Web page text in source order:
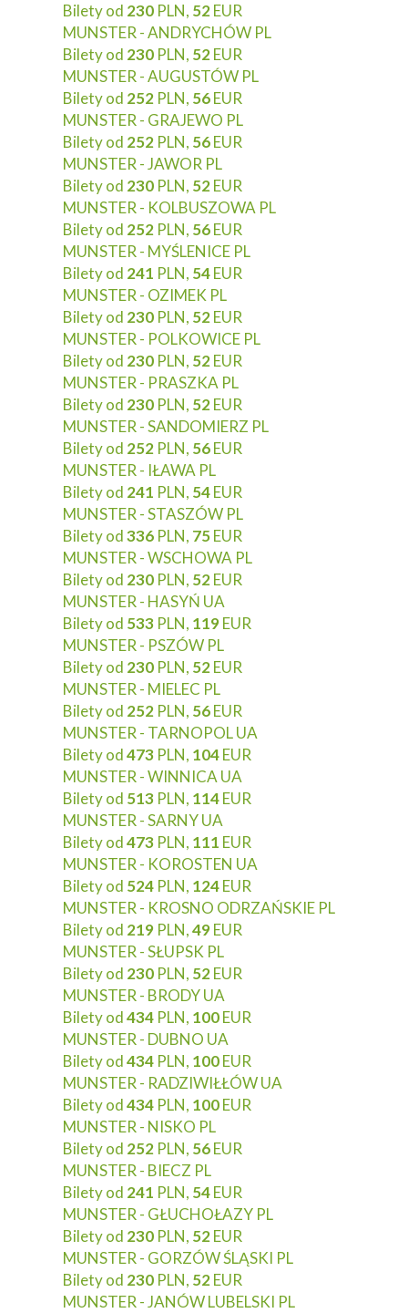
Bilety od 230 PLN, 52EUR
MUNSTER - ANDRYCHÓW PL
Bilety od 230 PLN, 52EUR
MUNSTER - AUGUSTÓW PL
Bilety od 252 PLN, 56EUR
MUNSTER - GRAJEWO PL
Bilety od 252 PLN, 56EUR
MUNSTER - JAWOR PL
Bilety od 230 PLN, 52EUR
MUNSTER - KOLBUSZOWA PL
Bilety od 252 PLN, 56EUR
MUNSTER - MYŚLENICE PL
Bilety od 241 PLN, 54EUR
MUNSTER - OZIMEK PL
Bilety od 230 PLN, 52EUR
MUNSTER - POLKOWICE PL
Bilety od 230 PLN, 52EUR
MUNSTER - PRASZKA PL
Bilety od 230 PLN, 52EUR
MUNSTER - SANDOMIERZ PL
Bilety od 252 PLN, 56EUR
MUNSTER - IŁAWA PL
Bilety od 241 PLN, 54EUR
MUNSTER - STASZÓW PL
Bilety od336 PLN, 75EUR
MUNSTER - WSCHOWA PL
Bilety od 230 PLN, 52EUR
MUNSTER - HASYŃ UA
Bilety od 533 PLN, 119EUR
MUNSTER - PSZÓW PL
Bilety od 230 PLN, 52EUR
MUNSTER - MIELEC PL
Bilety od 252 PLN, 56EUR
MUNSTER - TARNOPOL UA
Bilety od473 PLN, 104EUR
MUNSTER - WINNICA UA
Bilety od 513 PLN, 114EUR
MUNSTER - SARNY UA
Bilety od473 PLN, 111 EUR
MUNSTER - KOROSTEN UA
Bilety od 524 PLN, 124EUR
MUNSTER - KROSNO ODRZAŃSKIE PL
Bilety od 219 PLN,49EUR
MUNSTER - SŁUPSK PL
Bilety od 230 PLN, 52EUR
MUNSTER - BRODY UA
Bilety od434 PLN, 100EUR
MUNSTER - DUBNO UA
Bilety od434 PLN, 100EUR
MUNSTER - RADZIWIŁŁÓW UA
Bilety od434 PLN, 100EUR
MUNSTER - NISKO PL
Bilety od 252 PLN, 56EUR
MUNSTER - BIECZ PL
Bilety od 241 PLN, 54EUR
MUNSTER - GŁUCHOŁAZY PL
Bilety od 230 PLN, 52EUR
MUNSTER - GORZÓW ŚLĄSKI PL
Bilety od 230 PLN, 52EUR
MUNSTER - JANÓW LUBELSKI PL